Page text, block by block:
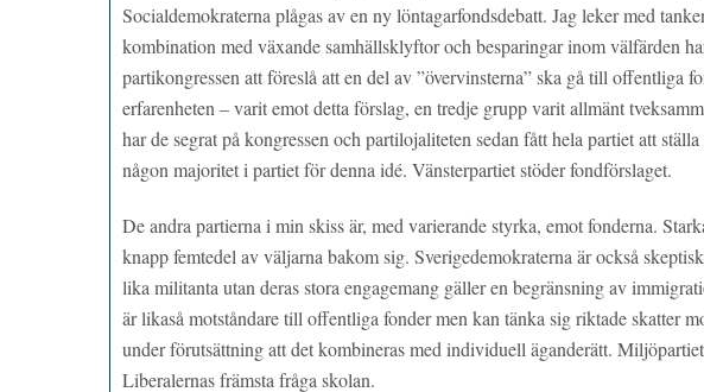
Socialdemokraterna plågas av en ny löntagarfondsdebatt. Jag leker med
kombination med växande samhällsklyftor och besparingar inom välfärden
partikongressen att föreslå att en del av ”övervinsterna” ska gå till offentliga
erfarenheten – varit emot detta förslag, en tredje grupp varit allmänt
har de segrat på kongressen och partilojaliteten sedan fått hela partiet att
någon majoritet i partiet för denna idé. Vänsterpartiet stöder fondförslaget.
De andra partierna i min skiss är, med varierande styrka, emot fonderna.
knapp femtedel av väljarna bakom sig. Sverigedemokraterna är också
lika militanta utan deras stora engagemang gäller en begränsning av
är likaså motståndare till offentliga fonder men kan tänka sig riktade skatter
under förutsättning att det kombineras med individuell äganderätt.
Liberalernas främsta fråga skolan.